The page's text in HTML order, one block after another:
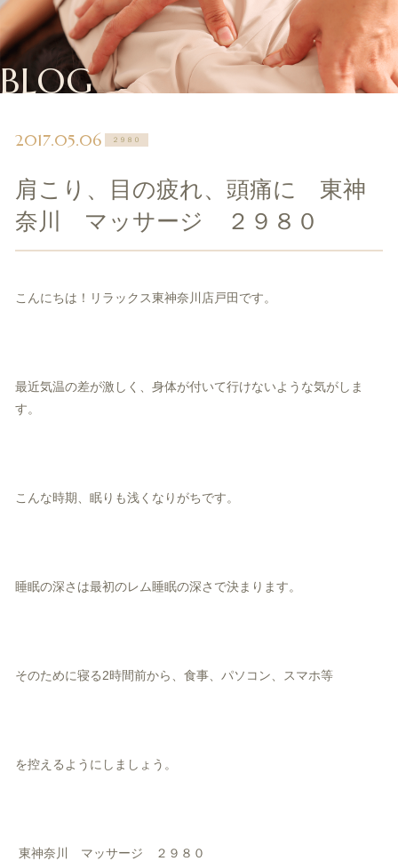
BLOG
2017.05.06 ２９８０
肩こり、目の疲れ、頭痛に 東神
奈川 マッサージ ２９８０
こんにちは！リラックス東神奈川店戸田です。
最近気温の差が激しく、身体が付いて行けないような気がしま
す。
こんな時期、眠りも浅くなりがちです。
睡眠の深さは最初のレム睡眠の深さで決まります。
そのために寝る2時間前から、食事、パソコン、スマホ等
を控えるようにしましょう。
東神奈川 マッサージ ２９８０